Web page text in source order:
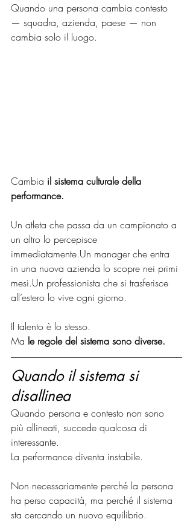
Quando una persona cambia contesto
— squadra, azienda, paese — non
cambia solo il luogo.
Cambia il sistema culturale della
performance.
Un atleta che passa da un campionato a
un altro lo percepisce
immediatamente.Un manager che entra
in una nuova azienda lo scopre nei primi
mesi.Un professionista che si trasferisce
all’estero lo vive ogni giorno.
Il talento è lo stesso.
Ma le regole del sistema sono diverse.
Quando il sistema si
disallinea
Quando persona e contesto non sono
più allineati, succede qualcosa di
interessante.
La performance diventa instabile.
Non necessariamente perché la persona
ha perso capacità, ma perché il sistema
sta cercando un nuovo equilibrio.